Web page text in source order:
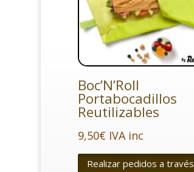
Boc’N’Roll
Portabocadillos
Reutilizables
9,50€ IVA inc
Realizar pedidos a través